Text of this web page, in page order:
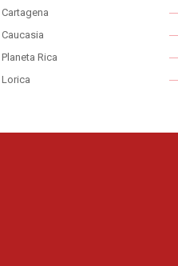
Rica